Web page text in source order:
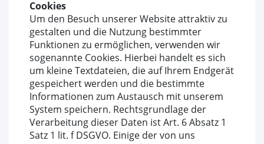
Cookies
Um den Besuch unserer Website attraktiv zu
gestalten und die Nutzung bestimmter
Funktionen zu ermöglichen, verwenden wir
sogenannte Cookies. Hierbei handelt es sich
um kleine Textdateien, die auf Ihrem Endgerät
gespeichert werden und die bestimmte
Informationen zum Austausch mit unserem
System speichern. Rechtsgrundlage der
Verarbeitung dieser Daten ist Art. 6 Absatz 1
Satz 1 lit. f DSGVO. Einige der von uns